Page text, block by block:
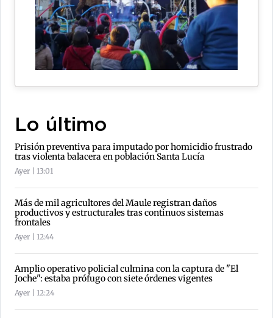
Lo último
Prisión preventiva para imputado por homicidio frustrado
tras violenta balacera en población Santa Lucía
Ayer | 13:01
Más de mil agricultores del Maule registran daños
productivos y estructurales tras continuos sistemas
frontales
Ayer | 12:44
Amplio operativo policial culmina con la captura de "El
Joche": estaba prófugo con siete órdenes vigentes
Ayer | 12:24